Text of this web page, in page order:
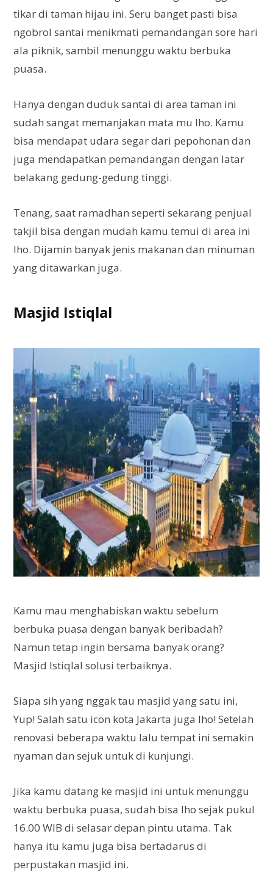
tikar di taman hijau ini. Seru banget pasti bisa
ngobrol santai menikmati pemandangan sore hari
ala piknik, sambil menunggu waktu berbuka
puasa.
Hanya dengan duduk santai di area taman ini
sudah sangat memanjakan mata mu lho. Kamu
bisa mendapat udara segar dari pepohonan dan
juga mendapatkan pemandangan dengan latar
belakang gedung-gedung tinggi.
Tenang, saat ramadhan seperti sekarang penjual
takjil bisa dengan mudah kamu temui di area ini
lho. Dijamin banyak jenis makanan dan minuman
yang ditawarkan juga.
Masjid Istiqlal
Kamu mau menghabiskan waktu sebelum
berbuka puasa dengan banyak beribadah?
Namun tetap ingin bersama banyak orang?
Masjid Istiqlal solusi terbaiknya.
Siapa sih yang nggak tau masjid yang satu ini,
Yup! Salah satu icon kota Jakarta juga lho! Setelah
renovasi beberapa waktu lalu tempat ini semakin
nyaman dan sejuk untuk di kunjungi.
Jika kamu datang ke masjid ini untuk menunggu
waktu berbuka puasa, sudah bisa lho sejak pukul
16.00 WIB di selasar depan pintu utama. Tak
hanya itu kamu juga bisa bertadarus di
perpustakan masjid ini.